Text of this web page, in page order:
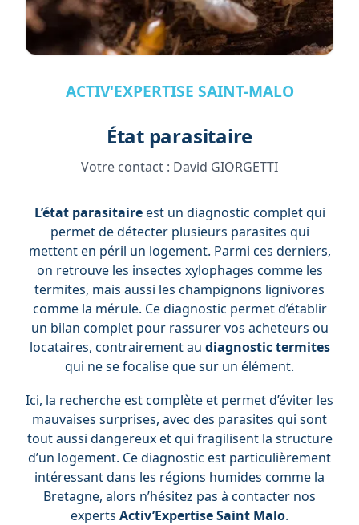
ACTIV'EXPERTISE SAINT-MALO
État parasitaire
Votre contact : David GIORGETTI
L’état parasitaireest un diagnostic complet qui
permet de détecter plusieurs parasites qui
mettent en péril un logement. Parmi ces derniers,
on retrouve les insectes xylophages comme les
termites, mais aussi les champignons lignivores
comme la mérule. Ce diagnostic permet d’établir
un bilan complet pour rassurer vos acheteurs ou
locataires, contrairement au diagnostic termites
qui ne se focalise que sur un élément.
Ici, la recherche est complète et permet d’éviter les
mauvaises surprises, avec des parasites qui sont
tout aussi dangereux et qui fragilisent la structure
d’un logement. Ce diagnostic est particulièrement
intéressant dans les régions humides comme la
Bretagne, alors n’hésitez pas à contacter nos
experts Activ’Expertise Saint Malo.